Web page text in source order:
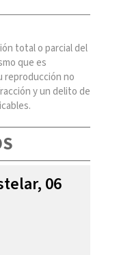
total o parcial del
que es
reproducción no
y un delito de
06